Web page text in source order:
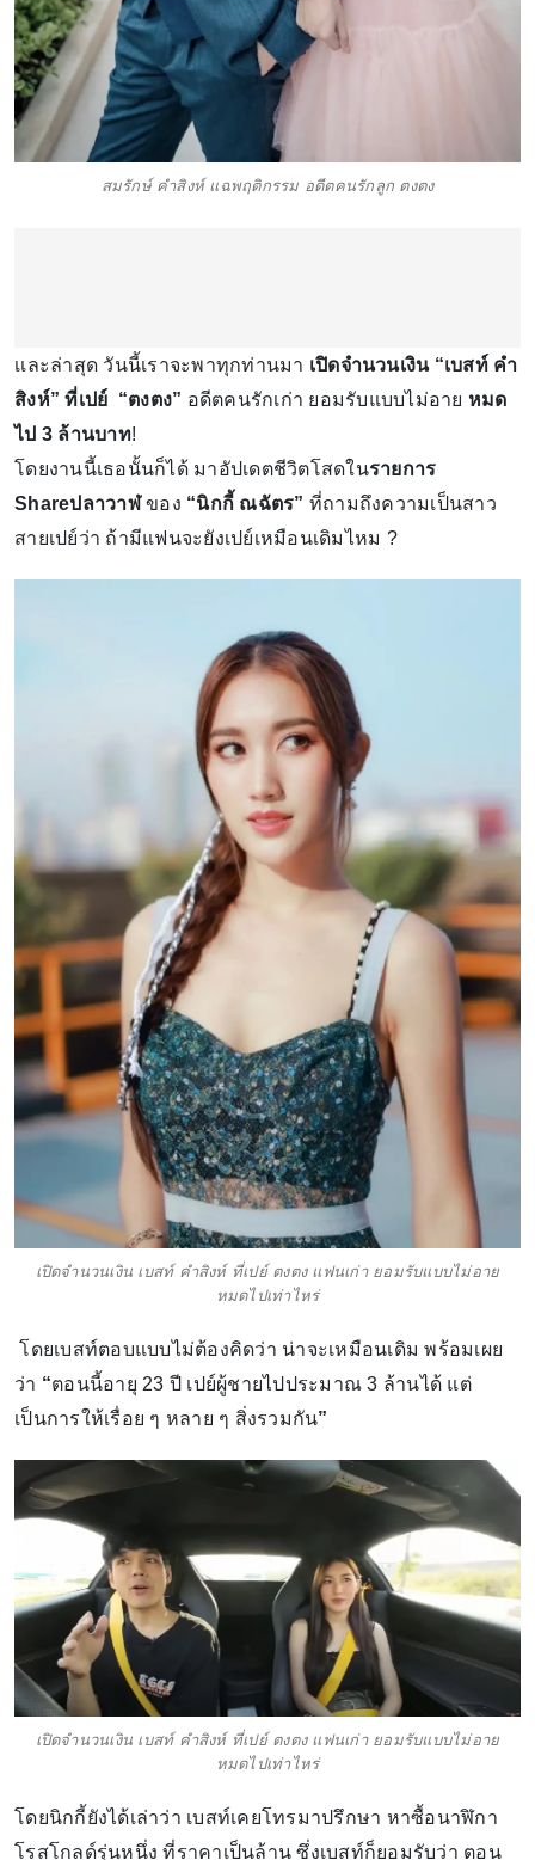
สมรักษ์ คำสิงห์ แฉพฤติกรรม อดีตคนรักลูก ตงตง
เเละล่าสุด วันนี้เราจะพาทุกท่านมา เปิดจำนวนเงิน “เบสท์ คำ
สิงห์” ที่เปย์ “ตงตง” อดีตคนรักเก่า ยอมรับแบบไม่อาย หมด
ไป 3 ล้านบาท!
โดยงานนี้เธอนั้นก็ได้ มาอัปเดตชีวิตโสดในรายการ
Shareปลาวาฬของ “นิกกี้ ณฉัตร” ที่ถามถึงความเป็นสาว
สายเปย์ว่า ถ้ามีแฟนจะยังเปย์เหมือนเดิมไหม ?
เปิดจำนวนเงิน เบสท์ คำสิงห์ ที่เปย์ ตงตง แฟนเก่า ยอมรับแบบไม่อาย
หมดไปเท่าไหร่
โดยเบสท์ตอบแบบไม่ต้องคิดว่า น่าจะเหมือนเดิม พร้อมเผย
ว่า “ตอนนี้อายุ 23 ปี เปย์ผู้ชายไปประมาณ 3 ล้านได้ แต่
เป็นการให้เรื่อย ๆ หลาย ๆ สิ่งรวมกัน”
เปิดจำนวนเงิน เบสท์ คำสิงห์ ที่เปย์ ตงตง แฟนเก่า ยอมรับแบบไม่อาย
หมดไปเท่าไหร่
โดยนิกกี้ยังได้เล่าว่า เบสท์เคยโทรมาปรึกษา หาซื้อนาฬิกา
โรสโกลด์รุ่นหนึ่ง ที่ราคาเป็นล้าน ซึ่งเบสท์ก็ยอมรับว่า ตอน